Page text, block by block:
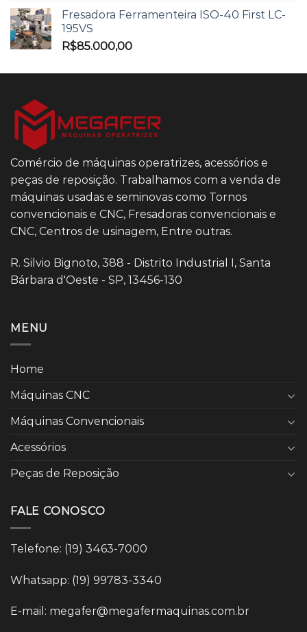
Fresadora Ferramenteira ISO-40 First LC-
195VS
R$85.000,00
Comércio de máquinas operatrizes, acessórios e
peças de reposição. Trabalhamos com a venda de
máquinas usadas e seminovas como Tornos
convencionais e CNC, Fresadoras convencionais e
CNC, Centros de usinagem, Entre outras.
R. Silvio Bignoto, 388 - Distrito Industrial I, Santa
Bárbara d'Oeste - SP, 13456-130
MENU
Home
Máquinas CNC
Máquinas Convencionais
Acessórios
Peças de Reposição
FALE CONOSCO
Telefone: (19) 3463-7000
Whatsapp: (19) 99783-3340
E-mail: megafer@megafermaquinas.com.br